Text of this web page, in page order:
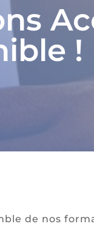
!
de nos